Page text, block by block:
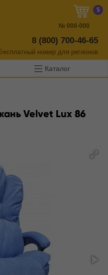
8 (800) 700-46-65
Бесплатный номер для регионов
5
№ 000-000
Каталог
Velvet Lux 86